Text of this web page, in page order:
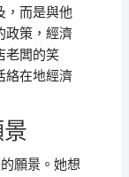
，而是與他
政策，經濟
老闆的笑
絡在地經濟
願景。她想